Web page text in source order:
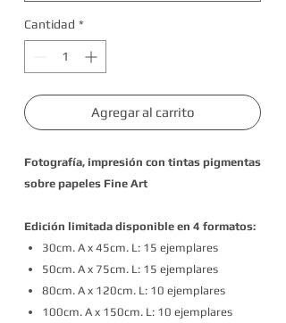
Cantidad *
Agregar al carrito
Fotografía, impresión con tintas pigmentas
sobre papeles Fine Art
Edición limitada disponible en 4 formatos:
30cm. A x 45cm. L: 15 ejemplares
50cm. A x 75cm. L: 15 ejemplares
80cm. A x 120cm. L: 10 ejemplares
100cm. A x 150cm. L: 10 ejemplares